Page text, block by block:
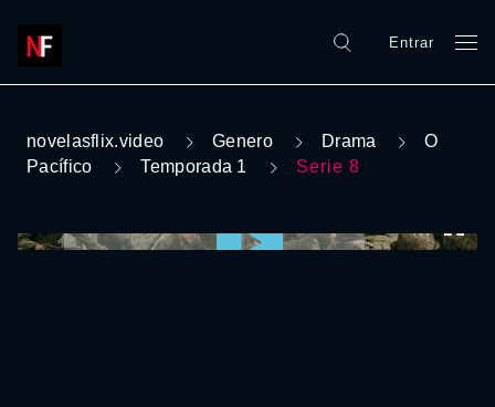
Entrar
novelasflix.video Genero Drama
O
Pacífico
Temporada 1 Serie 8